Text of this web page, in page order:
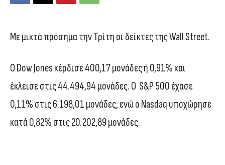
Με μικτά πρόσημα την Τρίτη οι δείκτες της Wall Street.
Ο Dow Jones κέρδισε 400,17 μονάδες ή 0,91% και
έκλεισε στις 44.494,94 μονάδες. Ο S&P 500 έχασε
0,11% στις 6.198,01 μονάδες, ενώ ο Nasdaq υποχώρησε
κατά 0,82% στις 20.202,89 μονάδες.